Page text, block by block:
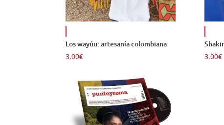
Los wayúu: artesanía colombiana
3,00€
3,00€